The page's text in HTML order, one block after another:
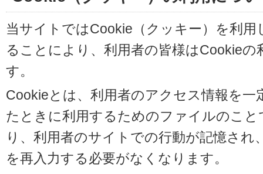
当サイトではCookie（クッキー）を利
ることにより、利用者の皆様はCookie
す。
Cookieとは、利用者のアクセス情報を
たときに利用するためのファイルのこ
り、利用者のサイトでの行動が記憶さ
を再入力する必要がなくなります。